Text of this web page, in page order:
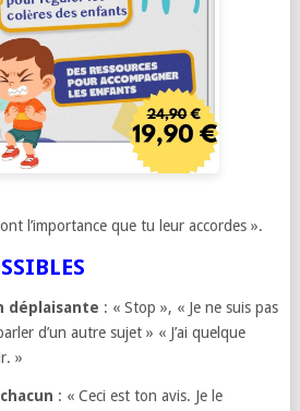
l’importance que tu leur accordes ».
déplaisante : « Stop », « Je ne suis pas
d’un autre sujet » « J’ai quelque
»
: « Ceci est ton avis. Je le